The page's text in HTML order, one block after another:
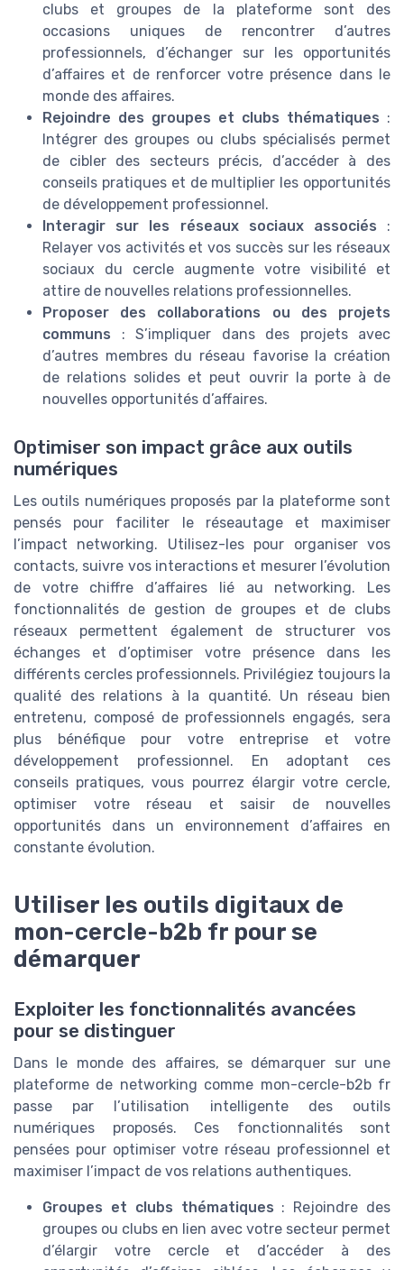
clubs et groupes de la plateforme sont des
occasions uniques de rencontrer d’autres
professionnels, d’échanger sur les opportunités
d’affaires et de renforcer votre présence dans le
monde des affaires.
Rejoindre des groupes et clubs thématiques :
Intégrer des groupes ou clubs spécialisés permet
de cibler des secteurs précis, d’accéder à des
conseils pratiques et de multiplier les opportunités
de développement professionnel.
Interagir sur les réseaux sociaux associés :
Relayer vos activités et vos succès sur les réseaux
sociaux du cercle augmente votre visibilité et
attire de nouvelles relations professionnelles.
Proposer des collaborations ou des projets
communs : S’impliquer dans des projets avec
d’autres membres du réseau favorise la création
de relations solides et peut ouvrir la porte à de
nouvelles opportunités d’affaires.
Optimiser son impact grâce aux outils
numériques
Les outils numériques proposés par la plateforme sont
pensés pour faciliter le réseautage et maximiser
l’impact networking. Utilisez-les pour organiser vos
contacts, suivre vos interactions et mesurer l’évolution
de votre chiffre d’affaires lié au networking. Les
fonctionnalités de gestion de groupes et de clubs
réseaux permettent également de structurer vos
échanges et d’optimiser votre présence dans les
différents cercles professionnels. Privilégiez toujours la
qualité des relations à la quantité. Un réseau bien
entretenu, composé de professionnels engagés, sera
plus bénéfique pour votre entreprise et votre
développement professionnel. En adoptant ces
conseils pratiques, vous pourrez élargir votre cercle,
optimiser votre réseau et saisir de nouvelles
opportunités dans un environnement d’affaires en
constante évolution.
Utiliser les outils digitaux de
mon-cercle-b2b fr pour se
démarquer
Exploiter les fonctionnalités avancées
pour se distinguer
Dans le monde des affaires, se démarquer sur une
plateforme de networking comme mon-cercle-b2b fr
passe par l’utilisation intelligente des outils
numériques proposés. Ces fonctionnalités sont
pensées pour optimiser votre réseau professionnel et
maximiser l’impact de vos relations authentiques.
Groupes et clubs thématiques : Rejoindre des
groupes ou clubs en lien avec votre secteur permet
d’élargir votre cercle et d’accéder à des